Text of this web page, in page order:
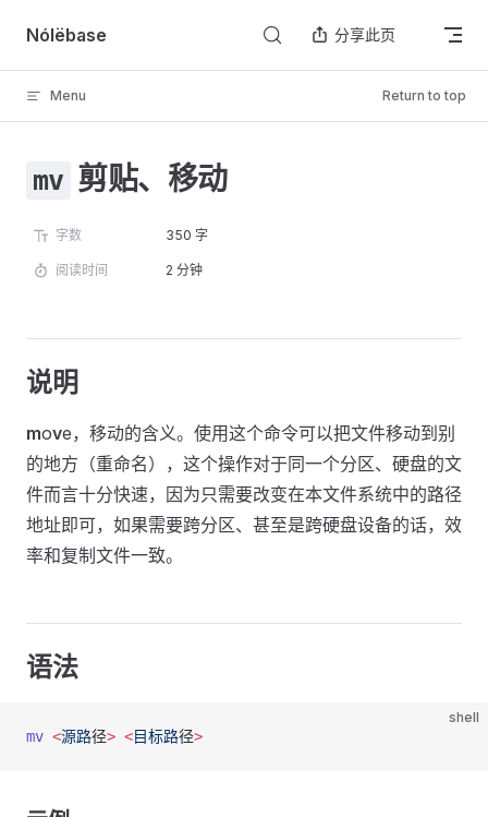
Skip to content
Nólëbase 分享此页
Menu Return to top
mv 剪贴、移动
字数 350 字
阅读时间 2 分钟
说明
move，移动的含义。使用这个命令可以把文件移动到别
的地方（重命名），这个操作对于同一个分区、硬盘的文
件而言十分快速，因为只需要改变在本文件系统中的路径
地址即可，如果需要跨分区、甚至是跨硬盘设备的话，效
率和复制文件一致。
语法
shell
mv <源路径> <目标路径>